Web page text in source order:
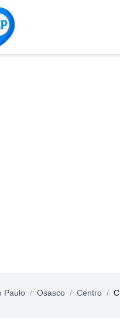
Paulo / Osasco / Centro /